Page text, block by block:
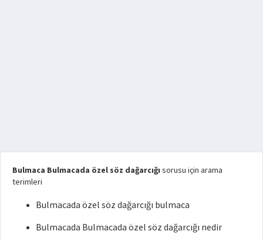
Bulmaca Bulmacada özel söz dağarcığı sorusu için arama
terimleri
Bulmacada özel söz dağarcığı bulmaca
Bulmacada Bulmacada özel söz dağarcığı nedir